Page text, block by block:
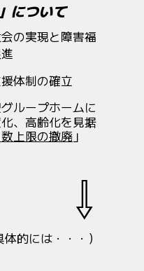
について
の実現と障害福
体制の確立
ループホームに
、高齢化を見据
上限の撤廃 」
⇩
的には・・・）